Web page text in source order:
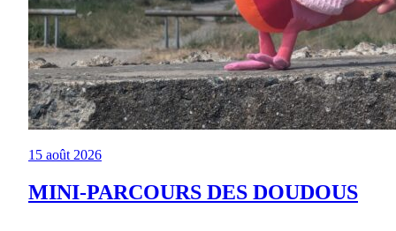
15 août 2026
MINI-PARCOURS DES DOUDOUS